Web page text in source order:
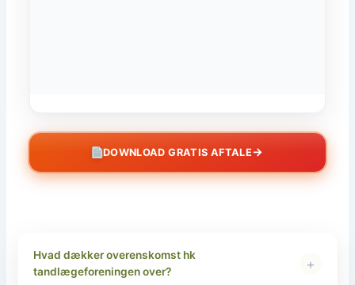
DOWNLOAD GRATIS AFTALE→
Hvad dækker overenskomst hk
tandlægeforeningen over?
+